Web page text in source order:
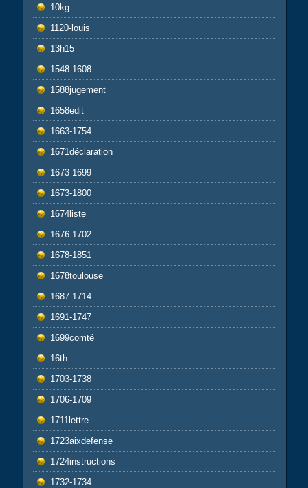
10kg
1120-louis
13h15
1548-1608
1588jugement
1658edit
1663-1754
1671déclaration
1673-1699
1673-1800
1674liste
1676-1702
1678-1851
1678toulouse
1687-1714
1691-1747
1699comté
16th
1703-1738
1706-1709
1711lettre
1723aixdefense
1724instructions
1732-1734